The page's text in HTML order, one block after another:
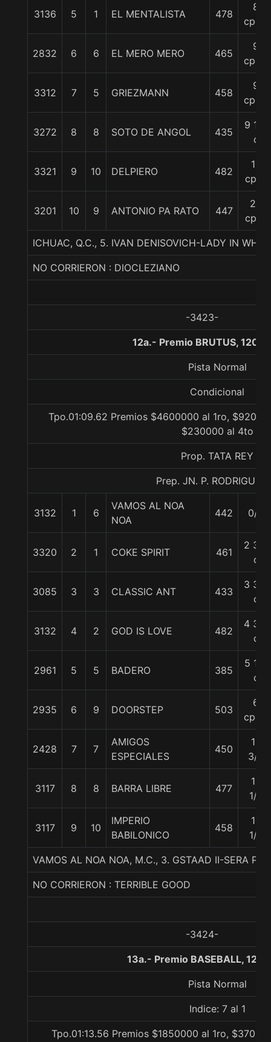
3136 5 1 EL MENTALISTA 478
8
cpos.
2832 6 6 EL MERO MERO 465
9
cpos.
3312 7 5 GRIEZMANN 458
9
cpos.
3272 8 8 SOTO DE ANGOL 435
9 1/2
c
3321 9 10 DELPIERO 482
16
cpos
3201 10 9 ANTONIO PA RATO 447
22
cpos
ICHUAC, Q.C., 5. IVAN DENISOVICH-LADY IN
NO CORRIERON : DIOCLEZIANO
-3423-
12a.- Premio BRUTUS, 1200
Pista Normal
Condicional
Tpo.01:09.62 Premios $4600000 al 1ro,
$230000 al 4to
Prop. TATA REY
Prep. JN. P. RODRIGUEZ
3132 1 6
VAMOS AL NOA
NOA
442 0/0
3320 2 1 COKE SPIRIT 461
2 3/4
c
3085 3 3 CLASSIC ANT 433
3 3/4
c
3132 4 2 GOD IS LOVE 482
4 3/4
c
2961 5 5 BADERO 385
5 1/4
c
2935 6 9 DOORSTEP 503
6
cpos.
2428 7 7
AMIGOS
ESPECIALES
450
13
3/4
3117 8 8 BARRA LIBRE 477
15
1/4
3117 9 10
IMPERIO
BABILONICO
458
16
1/4
VAMOS AL NOA NOA, M.C., 3. GSTAAD II-SERA
NO CORRIERON : TERRIBLE GOOD
-3424-
13a.- Premio BASEBALL,
Pista Normal
Indice: 7 al 1
Tpo.01:13.56 Premios $1850000 al 1ro,